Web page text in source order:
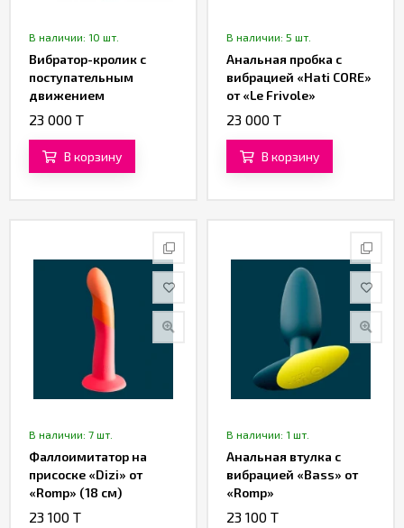
В наличии: 10 шт.
Вибратор-кролик с
поступательным
движением
(фрикциями) и
стимуляцией от
«SXTOP»
23 000 T
В корзину
В наличии: 5 шт.
Анальная пробка с
вибрацией «Hati CORE»
от «Le Frivole»
23 000 T
В корзину
В наличии: 7 шт.
Фаллоимитатор на
присоске «Dizi» от
«Romp» (18 см)
23 100 T
В наличии: 1 шт.
Анальная втулка с
вибрацией «Bass» от
«Romp»
23 100 T